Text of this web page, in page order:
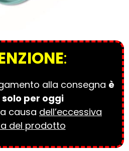
:
alla consegna è
per oggi
a causa dell’eccessiva
del prodotto